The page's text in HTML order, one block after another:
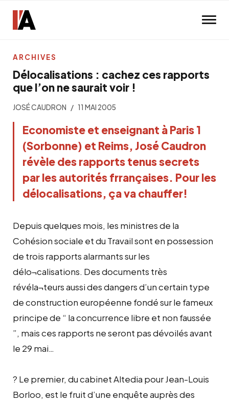
Délocalisations : cachez ces rapports
que l’on ne saurait voir !
JOSÉ CAUDRON 11 MAI 2005
Economiste et enseignant à Paris 1
(Sorbonne) et Reims, José Caudron
révèle des rapports tenus secrets
par les autorités frrançaises. Pour les
délocalisations, ça va chauffer!
Depuis quelques mois, les ministres de la
Cohésion sociale et du Travail sont en possession
de trois rapports alarmants sur les
délo¬calisations. Des documents très
révéla¬teurs aussi des dangers d’un certain type
de construction européenne fondé sur le fameux
principe de “ la concurrence libre et non faussée
”, mais ces rapports ne seront pas dévoilés avant
le 29 mai…
? Le premier, du cabinet Altedia pour Jean-Louis
Borloo, est le fruit d’une enquête auprès des
ARCHIVES